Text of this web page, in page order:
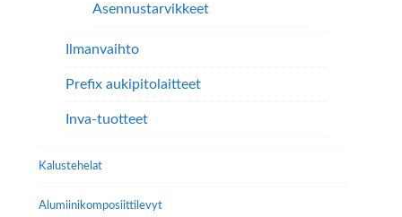
Asennustarvikkeet
Ilmanvaihto
Prefix aukipitolaitteet
Inva-tuotteet
Kalustehelat
Alumiini­komposiitti­levyt